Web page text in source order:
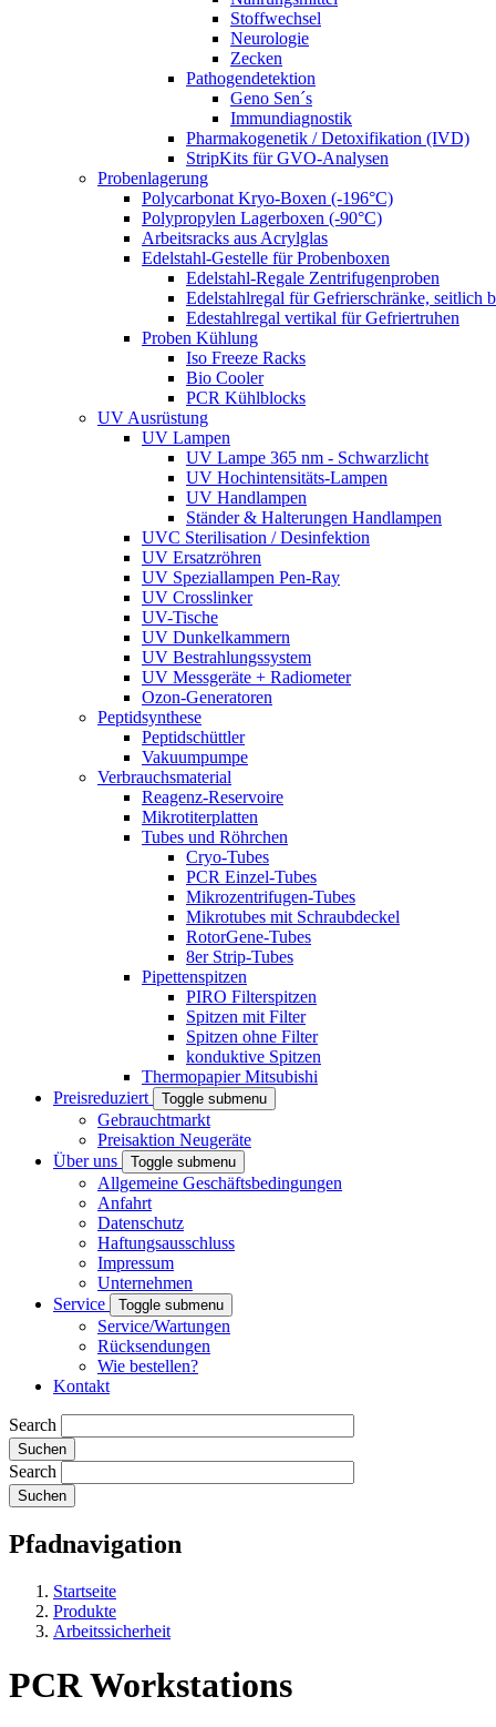
Stoffwechsel
Neurologie
Zecken
Pathogendetektion
Geno Sen´s
Immundiagnostik
Pharmakogenetik / Detoxifikation (IVD)
StripKits für GVO-Analysen
Probenlagerung
Polycarbonat Kryo-Boxen (-196°C)
Polypropylen Lagerboxen (-90°C)
Arbeitsracks aus Acrylglas
Edelstahl-Gestelle für Probenboxen
Edelstahl-Regale Zentrifugenproben
Edelstahlregal für Gefrierschränke, seitlich
Edestahlregal vertikal für Gefriertruhen
Proben Kühlung
Iso Freeze Racks
Bio Cooler
PCR Kühlblocks
UV Ausrüstung
UV Lampen
UV Lampe 365 nm - Schwarzlicht
UV Hochintensitäts-Lampen
UV Handlampen
Ständer & Halterungen Handlampen
UVC Sterilisation / Desinfektion
UV Ersatzröhren
UV Speziallampen Pen-Ray
UV Crosslinker
UV-Tische
UV Dunkelkammern
UV Bestrahlungssystem
UV Messgeräte + Radiometer
Ozon-Generatoren
Peptidsynthese
Peptidschüttler
Vakuumpumpe
Verbrauchsmaterial
Reagenz-Reservoire
Mikrotiterplatten
Tubes und Röhrchen
Cryo-Tubes
PCR Einzel-Tubes
Mikrozentrifugen-Tubes
Mikrotubes mit Schraubdeckel
RotorGene-Tubes
8er Strip-Tubes
Pipettenspitzen
PIRO Filterspitzen
Spitzen mit Filter
Spitzen ohne Filter
konduktive Spitzen
Thermopapier Mitsubishi
Preisreduziert
Toggle submenu
Gebrauchtmarkt
Preisaktion Neugeräte
Über uns
Toggle submenu
Allgemeine Geschäftsbedingungen
Anfahrt
Datenschutz
Haftungsausschluss
Impressum
Unternehmen
Service
Toggle submenu
Service/Wartungen
Rücksendungen
Wie bestellen?
Kontakt
Search
Search
Pfadnavigation
Startseite
Produkte
Arbeitssicherheit
PCR Workstations